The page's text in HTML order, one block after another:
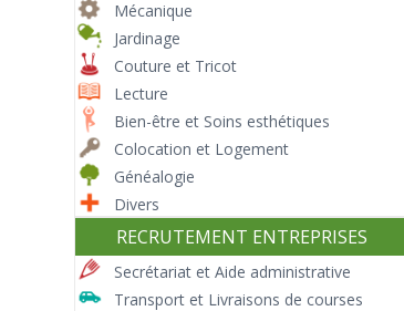
Mécanique
Jardinage
Couture et Tricot
Lecture
Bien-être et Soins esthétiques
Colocation et Logement
Généalogie
Divers
RECRUTEMENT ENTREPRISES
Secrétariat et Aide administrative
Transport et Livraisons de courses